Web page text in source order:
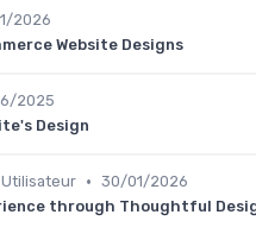
2026
Website Designs
2025
Design
• 30/01/2026
through Thoughtful